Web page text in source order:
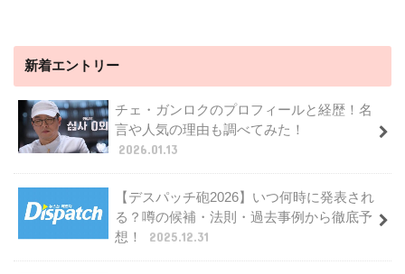
新着エントリー
チェ・ガンロクのプロフィールと経歴！名
言や人気の理由も調べてみた！
2026.01.13
【デスパッチ砲2026】いつ何時に発表され
る？噂の候補・法則・過去事例から徹底予
想！
2025.12.31